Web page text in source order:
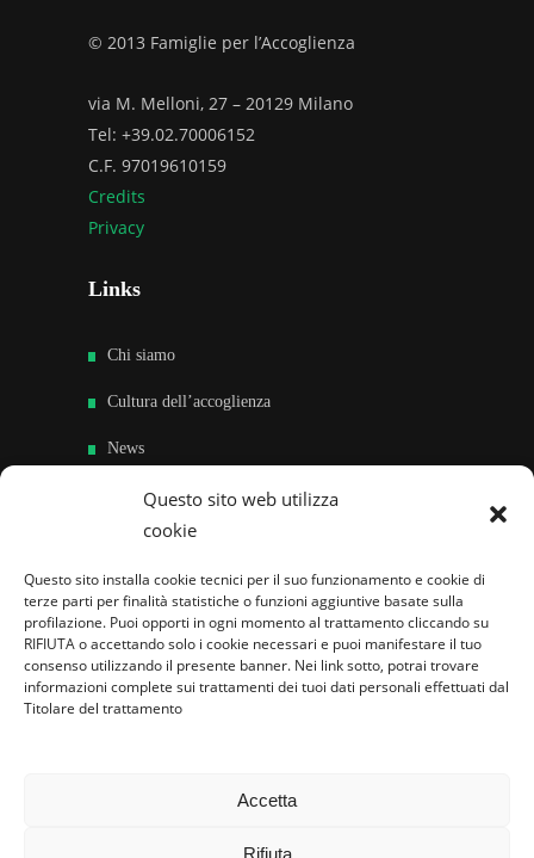
Questo sito web utilizza
cookie
Questo sito installa cookie tecnici per il suo funzionamento e cookie di
terze parti per finalità statistiche o funzioni aggiuntive basate sulla
profilazione. Puoi opporti in ogni momento al trattamento cliccando su
RIFIUTA o accettando solo i cookie necessari e puoi manifestare il tuo
consenso utilizzando il presente banner. Nei link sotto, potrai trovare
informazioni complete sui trattamenti dei tuoi dati personali effettuati dal
Titolare del trattamento
Accetta
Rifiuta
© 2013 Famiglie per l’Accoglienza
via M. Melloni, 27 – 20129 Milano
Tel: +39.02.70006152
C.F. 97019610159
Credits
Privacy
Links
Chi siamo
Cultura dell’accoglienza
News
Sedi e Contatti
Sostieni
Area riservata
Famiglie per l’accoglienza nel mondo